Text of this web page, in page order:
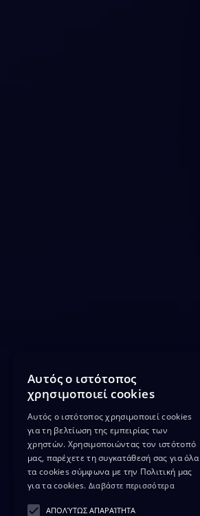
Αυτός ο ιστότοπος
χρησιμοποιεί cookies
Αυτός ο ιστότοπος χρησιμοποιεί cookies
για τη βελτίωση της εμπειρίας των
χρηστών. Χρησιμοποιώντας τον ιστότοπό
μας, παρέχετε τη συγκατάθεσή σας για όλα
τα cookies σύμφωνα με την Πολιτική μας
για τα cookies. Διαβάστε περισσότερα
ΑΠΟΛΎΤΩΣ ΑΠΑΡΑΊΤΗΤΑ